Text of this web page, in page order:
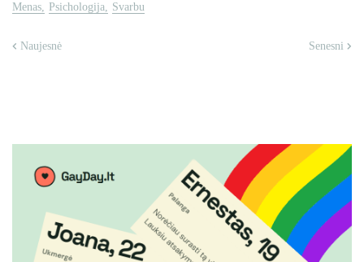
Menas
Psichologija Svarbu
Naujesnė Senesni